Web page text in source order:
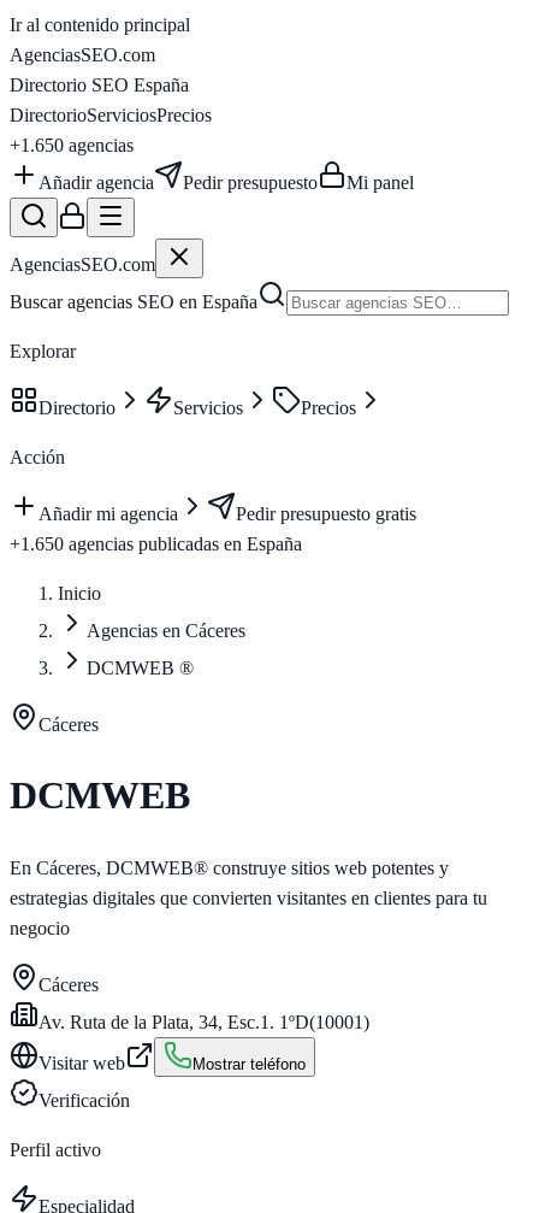
Ir al contenido principal
AgenciasSEO.com
Directorio SEO España
DirectorioServiciosPrecios
+1.650 agencias
Añadir agencia
Pedir presupuesto Mi panel
AgenciasSEO.com
Buscar agencias SEO en España
Explorar
Directorio Servicios Precios
Acción
Añadir mi agencia
Pedir presupuesto gratis
+1.650 agencias publicadas en España
Inicio
Agencias en Cáceres
DCMWEB ®
Cáceres
DCMWEB
En Cáceres, DCMWEB® construye sitios web potentes y
estrategias digitales que convierten visitantes en clientes para tu
negocio
Cáceres
Av. Ruta de la Plata, 34, Esc.1. 1ºD(10001)
Visitar web
Mostrar teléfono
Verificación
Perfil activo
Especialidad